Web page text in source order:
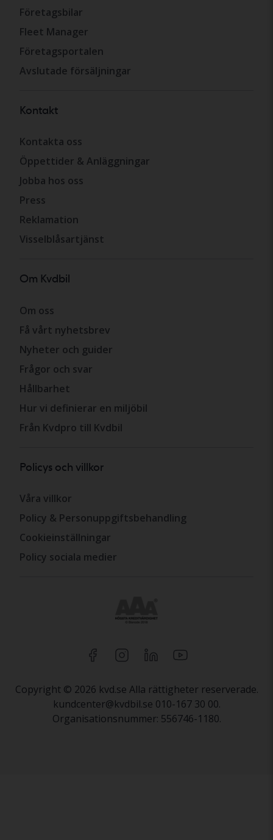
Företagsbilar
Fleet Manager
Företagsportalen
Avslutade försäljningar
Kontakt
Kontakta oss
Öppettider & Anläggningar
Jobba hos oss
Press
Reklamation
Visselblåsartjänst
Om Kvdbil
Om oss
Få vårt nyhetsbrev
Nyheter och guider
Frågor och svar
Hållbarhet
Hur vi definierar en miljöbil
Från Kvdpro till Kvdbil
Policys och villkor
Våra villkor
Policy & Personuppgiftsbehandling
Cookieinställningar
Policy sociala medier
Copyright © 2026 kvd.se Alla rättigheter reserverade.
kundcenter@kvdbil.se 010-167 30 00.
Organisationsnummer: 556746-1180.